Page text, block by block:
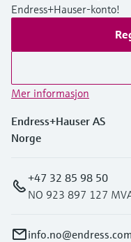
Endress+Hauser-konto!
Mer informasjon
Endress+Hauser AS
Norge
+47 32 85 98 50
NO 923 897 127
info.no@endress.com